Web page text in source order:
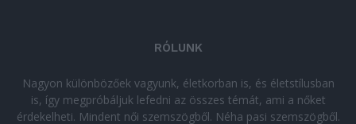
RÓLUNK
Nagyon különbözőek vagyunk, életkorban is, és életstílusban
is, így megpróbáljuk lefedni az összes témát, ami a nőket
érdekelheti. Mindent női szemszögből. Néha pasi szemszögből.